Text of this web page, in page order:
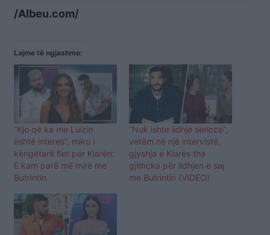
/Albeu.com/
Lajme të ngjashme:
“Kjo që ka me Luizin
është interes”, miku i
këngëtarit flet për Kiarën:
E kam parë më mirë me
Butrintin
“Nuk ishte lidhje serioze”,
vetëm në një intervistë,
gjyshja e Kiarës tha
gjithçka për lidhjen e saj
me Butrintin (VIDEO)